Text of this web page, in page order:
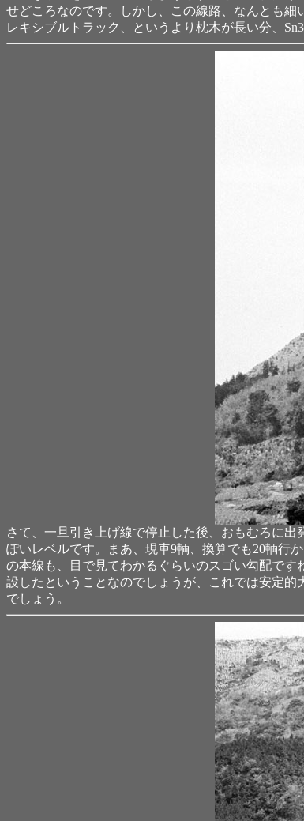
せどころなのです。しかし、この線路、なんとも細
レキシブルトラック、というより枕木が長い分、
さて、一旦引き上げ線で停止した後、おもむろに
ぽいレベルです。まあ、現車9輌、換算でも20輌行
の本線も、目で見てわかるぐらいのスゴい勾配で
設したということなのでしょうが、これでは安定
でしょう。